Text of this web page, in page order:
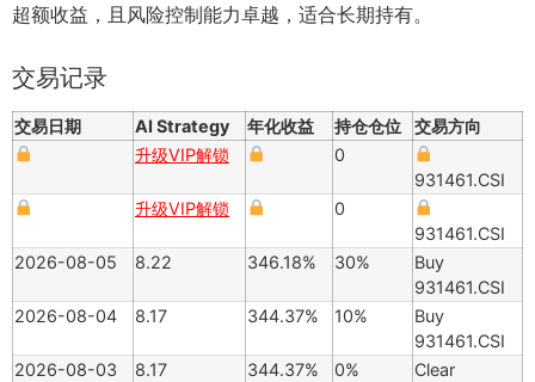
超额收益，且风险控制能力卓越，适合长期持有。
交易记录
交易日期 AI Strategy 年化收益 持仓仓位
交易方向
升级VIP解锁
0
931461.CSI
升级VIP解锁
0
931461.CSI
2026-08-05
8.22 346.18% 30%
Buy
931461.CSI
2026-08-04
8.17 344.37% 10%
Buy
931461.CSI
2026-08-03
8.17 344.37% 0%
Clear